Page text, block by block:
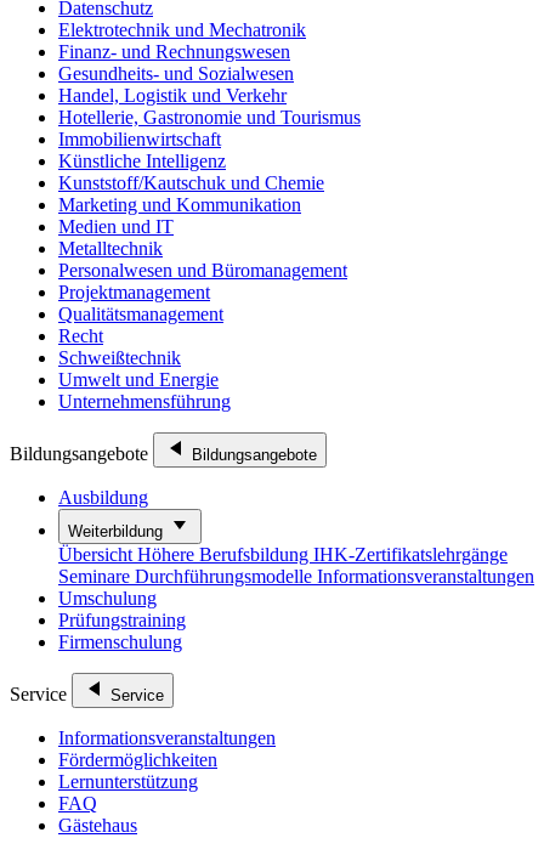
Datenschutz
Elektrotechnik und Mechatronik
Finanz- und Rechnungswesen
Gesundheits- und Sozialwesen
Handel, Logistik und Verkehr
Hotellerie, Gastronomie und Tourismus
Immobilienwirtschaft
Künstliche Intelligenz
Kunststoff/Kautschuk und Chemie
Marketing und Kommunikation
Medien und IT
Metalltechnik
Personalwesen und Büromanagement
Projektmanagement
Qualitätsmanagement
Recht
Schweißtechnik
Umwelt und Energie
Unternehmensführung
Bildungsangebote Bildungsangebote
Ausbildung
Weiterbildung
Übersicht Höhere Berufsbildung IHK-Zertifikatslehrgänge
Seminare Durchführungsmodelle Informationsveranstaltungen
Umschulung
Prüfungstraining
Firmenschulung
Service Service
Informationsveranstaltungen
Fördermöglichkeiten
Lernunterstützung
FAQ
Gästehaus